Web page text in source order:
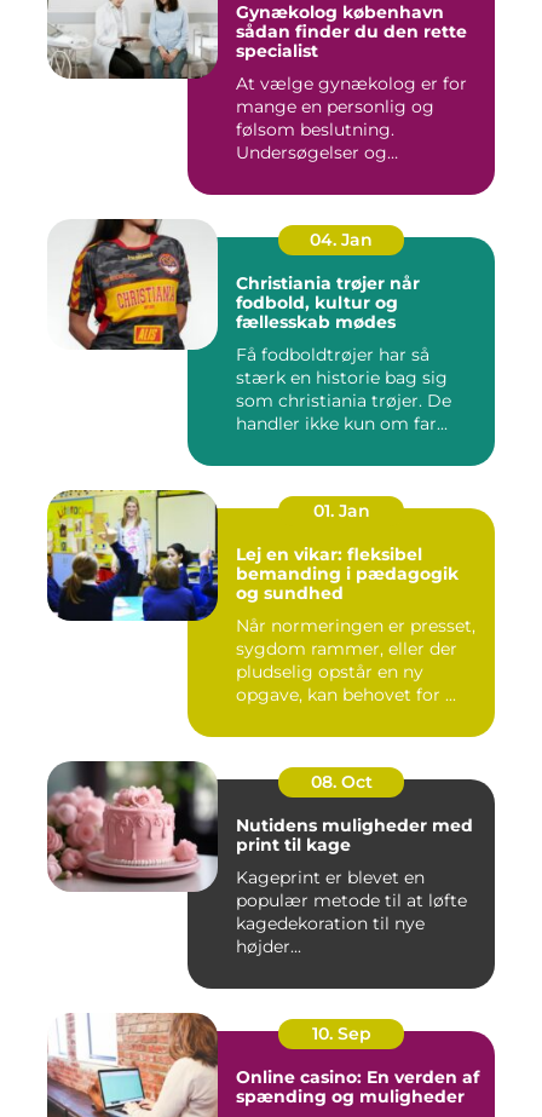
Gynækolog københavn
sådan finder du den rette
specialist
At vælge gynækolog er for
mange en personlig og
følsom beslutning.
Undersøgelser og
04. Jan
Christiania trøjer når
fodbold, kultur og
fællesskab mødes
Få fodboldtrøjer har så
stærk en historie bag sig
som christiania trøjer. De
handler ikke kun om far...
01. Jan
Lej en vikar: fleksibel
bemanding i pædagogik
og sundhed
Når normeringen er presset,
sygdom rammer, eller der
pludselig opstår en ny
opgave, kan behovet for ...
08. Oct
Nutidens muligheder med
print til kage
Kageprint er blevet en
populær metode til at løfte
kagedekoration til nye
højder...
10. Sep
Online casino: En verden af
spænding og muligheder